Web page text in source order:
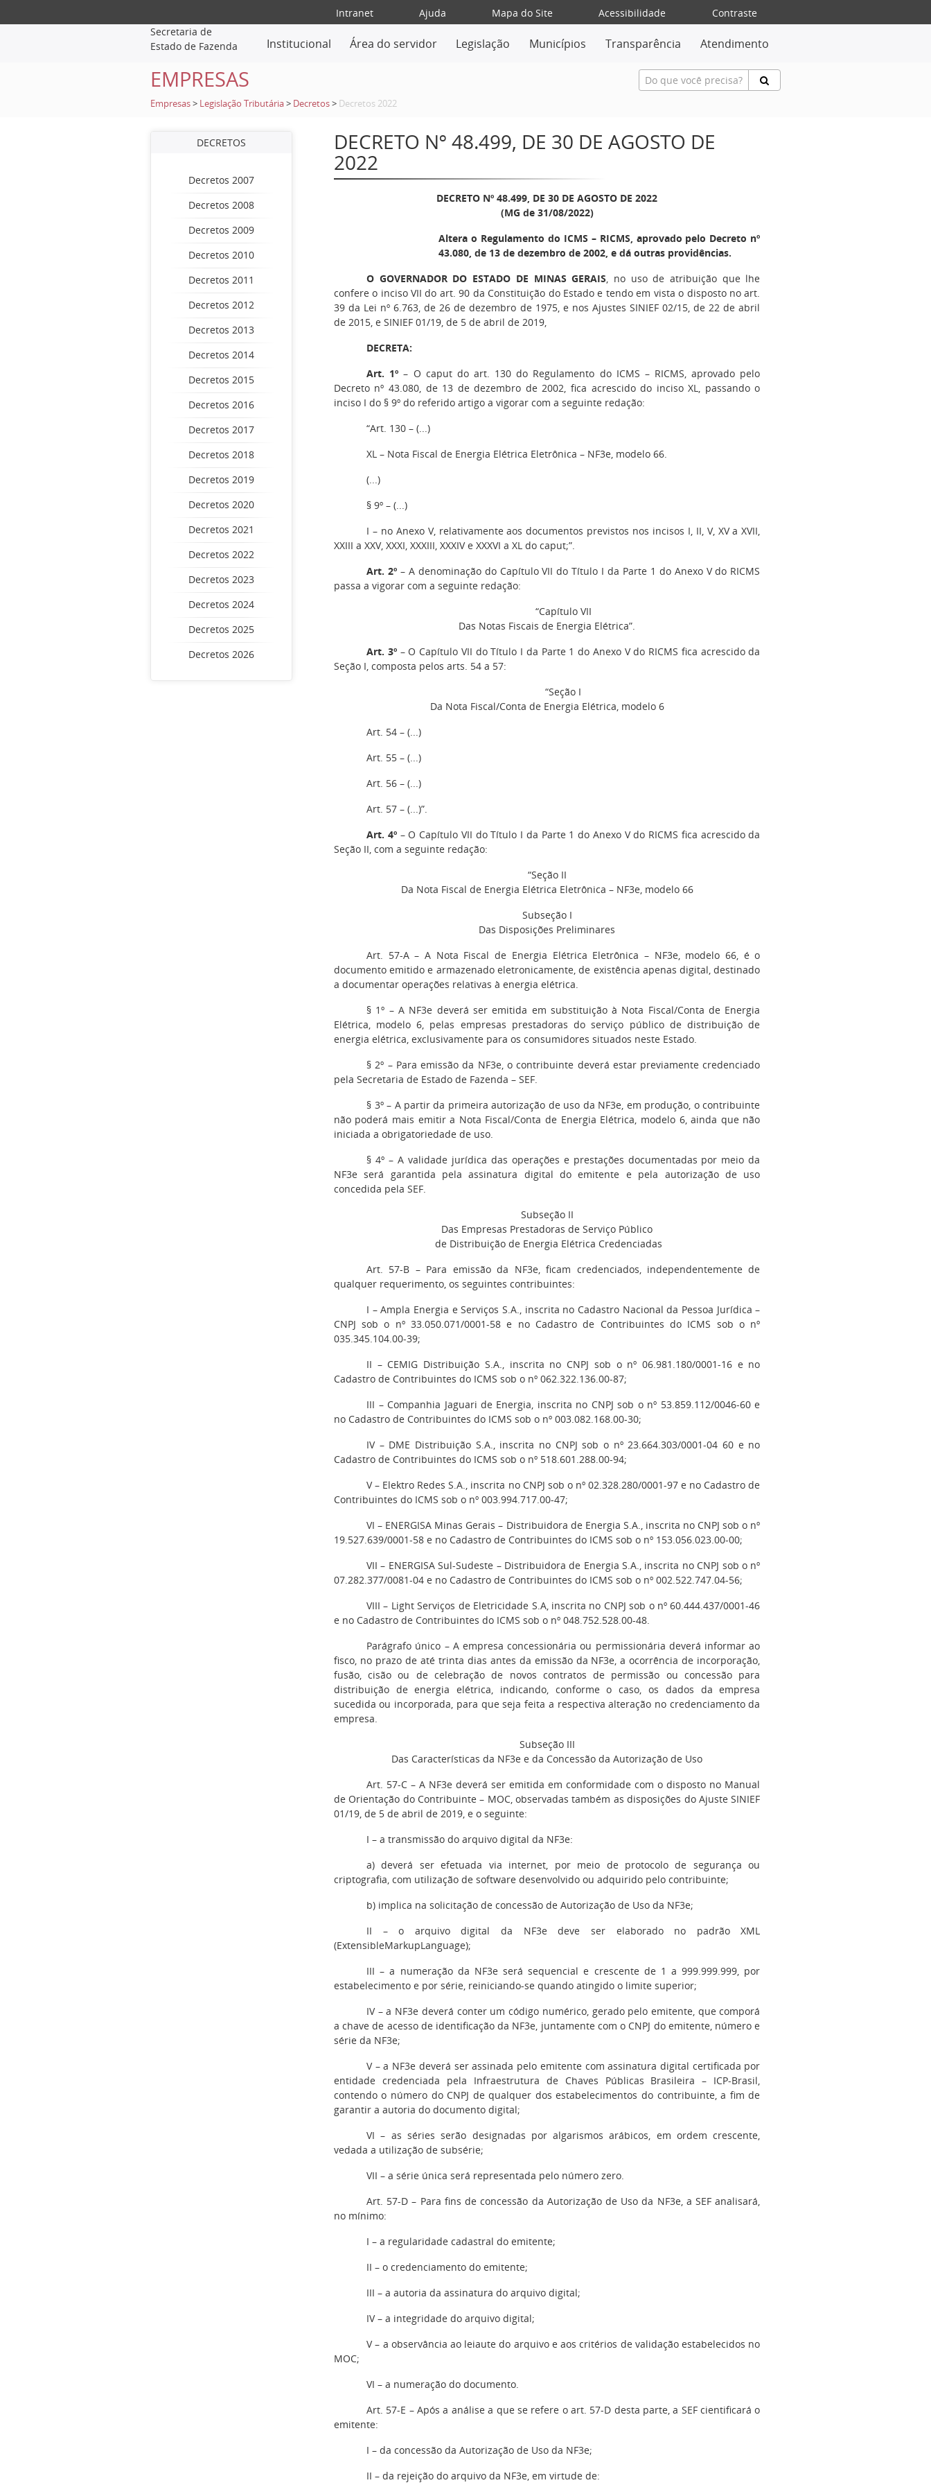
Intranet Ajuda Mapa do Site Acessibilidade
Contraste
Secretaria de
Estado de Fazenda
Institucional Área do servidor Legislação Municípios Transparência Atendimento
EMPRESAS
Empresas > Legislação Tributária > Decretos > Decretos 2022
DECRETOS
Decretos 2007
Decretos 2008
Decretos 2009
Decretos 2010
Decretos 2011
Decretos 2012
Decretos 2013
Decretos 2014
Decretos 2015
Decretos 2016
Decretos 2017
Decretos 2018
Decretos 2019
Decretos 2020
Decretos 2021
Decretos 2022
Decretos 2023
Decretos 2024
Decretos 2025
Decretos 2026
DECRETO Nº 48.499, DE 30 DE AGOSTO DE
2022
DECRETO Nº 48.499, DE 30 DE AGOSTO DE 2022
(MG de 31/08/2022)
Altera o Regulamento do ICMS – RICMS, aprovado pelo Decreto nº
43.080, de 13 de dezembro de 2002, e dá outras providências.
O GOVERNADOR DO ESTADO DE MINAS GERAIS, no uso de atribuição que lhe
confere o inciso VII do art. 90 da Constituição do Estado e tendo em vista o disposto no art.
39 da Lei nº 6.763, de 26 de dezembro de 1975, e nos Ajustes SINIEF 02/15, de 22 de abril
de 2015, e SINIEF 01/19, de 5 de abril de 2019,
DECRETA:
Art. 1º – O caput do art. 130 do Regulamento do ICMS – RICMS, aprovado pelo
Decreto nº 43.080, de 13 de dezembro de 2002, fica acrescido do inciso XL, passando o
inciso I do § 9º do referido artigo a vigorar com a seguinte redação:
“Art. 130 – (...)
XL – Nota Fiscal de Energia Elétrica Eletrônica – NF3e, modelo 66.
(...)
§ 9º – (...)
I – no Anexo V, relativamente aos documentos previstos nos incisos I, II, V, XV a XVII,
XXIII a XXV, XXXI, XXXIII, XXXIV e XXXVI a XL do caput;”.
Art. 2º– A denominação do Capítulo VII do Título I da Parte 1 do Anexo V do RICMS
passa a vigorar com a seguinte redação:
“Capítulo VII
Das Notas Fiscais de Energia Elétrica”.
Art. 3º– O Capítulo VII do Título I da Parte 1 do Anexo V do RICMS fica acrescido da
Seção I, composta pelos arts. 54 a 57:
“Seção I
Da Nota Fiscal/Conta de Energia Elétrica, modelo 6
Art. 54 – (...)
Art. 55 – (...)
Art. 56 – (...)
Art. 57 – (...)”.
Art. 4º– O Capítulo VII do Título I da Parte 1 do Anexo V do RICMS fica acrescido da
Seção II, com a seguinte redação:
“Seção II
Da Nota Fiscal de Energia Elétrica Eletrônica – NF3e, modelo 66
Subseção I
Das Disposições Preliminares
Art. 57-A – A Nota Fiscal de Energia Elétrica Eletrônica – NF3e, modelo 66, é o
documento emitido e armazenado eletronicamente, de existência apenas digital, destinado
a documentar operações relativas à energia elétrica.
§ 1º – A NF3e deverá ser emitida em substituição à Nota Fiscal/Conta de Energia
Elétrica, modelo 6, pelas empresas prestadoras do serviço público de distribuição de
energia elétrica, exclusivamente para os consumidores situados neste Estado.
§ 2º – Para emissão da NF3e, o contribuinte deverá estar previamente credenciado
pela Secretaria de Estado de Fazenda – SEF.
§ 3º – A partir da primeira autorização de uso da NF3e, em produção, o contribuinte
não poderá mais emitir a Nota Fiscal/Conta de Energia Elétrica, modelo 6, ainda que não
iniciada a obrigatoriedade de uso.
§ 4º – A validade jurídica das operações e prestações documentadas por meio da
NF3e será garantida pela assinatura digital do emitente e pela autorização de uso
concedida pela SEF.
Subseção II
Das Empresas Prestadoras de Serviço Público
de Distribuição de Energia Elétrica Credenciadas
Art. 57-B – Para emissão da NF3e, ficam credenciados, independentemente de
qualquer requerimento, os seguintes contribuintes:
I – Ampla Energia e Serviços S.A., inscrita no Cadastro Nacional da Pessoa Jurídica –
CNPJ sob o nº 33.050.071/0001-58 e no Cadastro de Contribuintes do ICMS sob o nº
035.345.104.00-39;
II – CEMIG Distribuição S.A., inscrita no CNPJ sob o nº 06.981.180/0001-16 e no
Cadastro de Contribuintes do ICMS sob o nº 062.322.136.00-87;
III – Companhia Jaguari de Energia, inscrita no CNPJ sob o nº 53.859.112/0046-60 e
no Cadastro de Contribuintes do ICMS sob o nº 003.082.168.00-30;
IV – DME Distribuição S.A., inscrita no CNPJ sob o nº 23.664.303/0001-04 60 e no
Cadastro de Contribuintes do ICMS sob o nº 518.601.288.00-94;
V – Elektro Redes S.A., inscrita no CNPJ sob o nº 02.328.280/0001-97 e no Cadastro de
Contribuintes do ICMS sob o nº 003.994.717.00-47;
VI – ENERGISA Minas Gerais – Distribuidora de Energia S.A., inscrita no CNPJ sob o nº
19.527.639/0001-58 e no Cadastro de Contribuintes do ICMS sob o nº 153.056.023.00-00;
VII – ENERGISA Sul-Sudeste – Distribuidora de Energia S.A., inscrita no CNPJ sob o nº
07.282.377/0081-04 e no Cadastro de Contribuintes do ICMS sob o nº 002.522.747.04-56;
VIII – Light Serviços de Eletricidade S.A, inscrita no CNPJ sob o nº 60.444.437/0001-46
e no Cadastro de Contribuintes do ICMS sob o nº 048.752.528.00-48.
Parágrafo único – A empresa concessionária ou permissionária deverá informar ao
fisco, no prazo de até trinta dias antes da emissão da NF3e, a ocorrência de incorporação,
fusão, cisão ou de celebração de novos contratos de permissão ou concessão para
distribuição de energia elétrica, indicando, conforme o caso, os dados da empresa
sucedida ou incorporada, para que seja feita a respectiva alteração no credenciamento da
empresa.
Subseção III
Das Características da NF3e e da Concessão da Autorização de Uso
Art. 57-C – A NF3e deverá ser emitida em conformidade com o disposto no Manual
de Orientação do Contribuinte – MOC, observadas também as disposições do Ajuste SINIEF
01/19, de 5 de abril de 2019, e o seguinte:
I – a transmissão do arquivo digital da NF3e:
a) deverá ser efetuada via internet, por meio de protocolo de segurança ou
criptografia, com utilização de software desenvolvido ou adquirido pelo contribuinte;
b) implica na solicitação de concessão de Autorização de Uso da NF3e;
II – o arquivo digital da NF3e deve ser elaborado no padrão XML
(ExtensibleMarkupLanguage);
III – a numeração da NF3e será sequencial e crescente de 1 a 999.999.999, por
estabelecimento e por série, reiniciando-se quando atingido o limite superior;
IV – a NF3e deverá conter um código numérico, gerado pelo emitente, que comporá
a chave de acesso de identificação da NF3e, juntamente com o CNPJ do emitente, número e
série da NF3e;
V – a NF3e deverá ser assinada pelo emitente com assinatura digital certificada por
entidade credenciada pela Infraestrutura de Chaves Públicas Brasileira – ICP-Brasil,
contendo o número do CNPJ de qualquer dos estabelecimentos do contribuinte, a fim de
garantir a autoria do documento digital;
VI – as séries serão designadas por algarismos arábicos, em ordem crescente,
vedada a utilização de subsérie;
VII – a série única será representada pelo número zero.
Art. 57-D – Para fins de concessão da Autorização de Uso da NF3e, a SEF analisará,
no mínimo:
I – a regularidade cadastral do emitente;
II – o credenciamento do emitente;
III – a autoria da assinatura do arquivo digital;
IV – a integridade do arquivo digital;
V – a observância ao leiaute do arquivo e aos critérios de validação estabelecidos no
MOC;
VI – a numeração do documento.
Art. 57-E – Após a análise a que se refere o art. 57-D desta parte, a SEF cientificará o
emitente:
I – da concessão da Autorização de Uso da NF3e;
II – da rejeição do arquivo da NF3e, em virtude de: